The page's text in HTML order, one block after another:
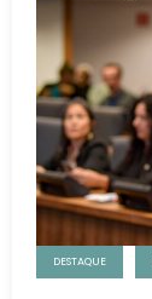
DESTAQUE